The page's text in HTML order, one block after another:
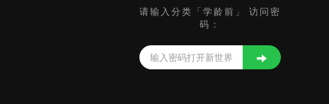
请输入分类「学龄前」 访问密
码：